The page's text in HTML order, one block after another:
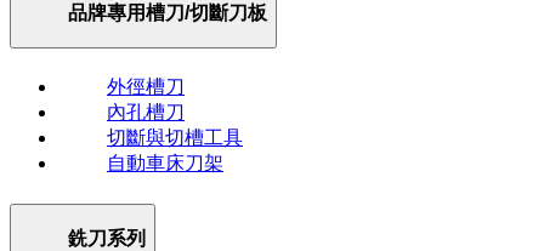
品牌專用槽刀/切斷刀板
外徑槽刀
內孔槽刀
切斷與切槽工具
自動車床刀架
銑刀系列